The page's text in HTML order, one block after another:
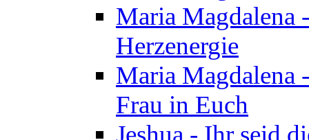
Maria Magdalena
Herzenergie
Maria Magdalena
Frau in Euch
Jeshua - Ihr seid